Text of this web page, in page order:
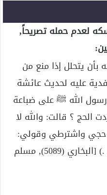
لعدم حمله تصريحاً,
يتحلل إذا منع من
عليه لحديث عائشة
الله ﷺ على ضباعة
الحج ؟ قالت: والله لا
حجي واشترطي وقولي:
اللهم محلي حيث حبستني.. .) [البخاري (5089), مسلم